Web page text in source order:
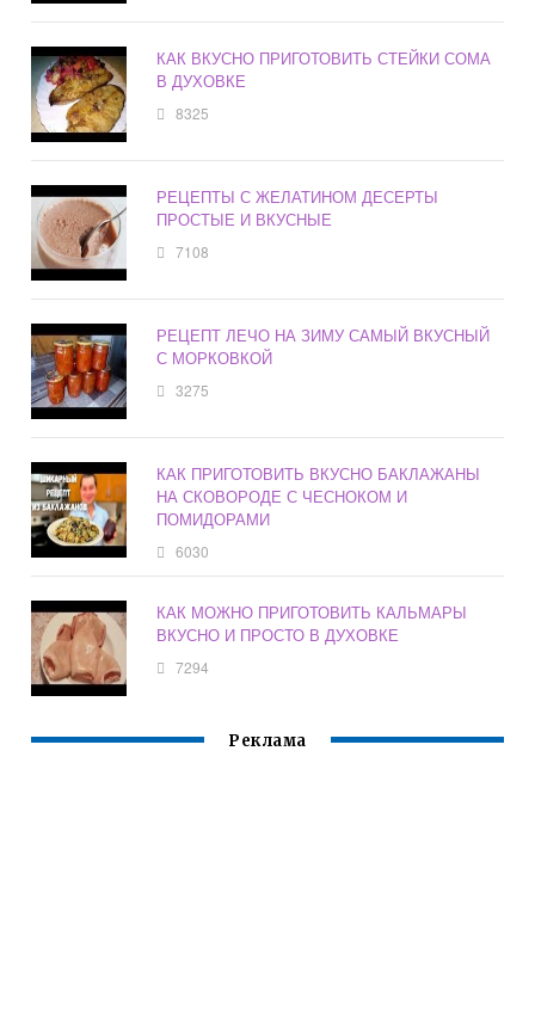
КАК ВКУСНО ПРИГОТОВИТЬ СТЕЙКИ СОМА
В ДУХОВКЕ
8325
РЕЦЕПТЫ С ЖЕЛАТИНОМ ДЕСЕРТЫ
ПРОСТЫЕ И ВКУСНЫЕ
7108
РЕЦЕПТ ЛЕЧО НА ЗИМУ САМЫЙ ВКУСНЫЙ
С МОРКОВКОЙ
3275
КАК ПРИГОТОВИТЬ ВКУСНО БАКЛАЖАНЫ
НА СКОВОРОДЕ С ЧЕСНОКОМ И
ПОМИДОРАМИ
6030
КАК МОЖНО ПРИГОТОВИТЬ КАЛЬМАРЫ
ВКУСНО И ПРОСТО В ДУХОВКЕ
7294
Реклама